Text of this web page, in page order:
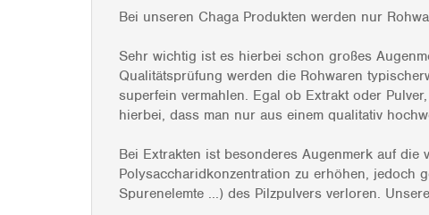
Bei unseren Chaga Produkten werden nur
Sehr wichtig ist es hierbei schon großes
Qualitätsprüfung werden die Rohwaren
superfein vermahlen. Egal ob Extrakt oder
hierbei, dass man nur aus einem qualitativ
Bei Extrakten ist besonderes Augenmerk auf die
Polysaccharidkonzentration zu erhöhen, jedoch
Spurenelemte ...) des Pilzpulvers verloren.